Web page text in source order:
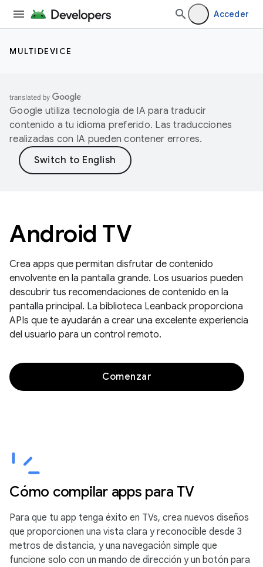
Acceder
MULTIDEVICE
Google utiliza tecnología de IA para traducir
contenido a tu idioma preferido. Las traducciones
realizadas con IA pueden contener errores.
Android TV
Crea apps que permitan disfrutar de contenido
envolvente en la pantalla grande. Los usuarios pueden
descubrir tus recomendaciones de contenido en la
pantalla principal. La biblioteca Leanback proporciona
APIs que te ayudarán a crear una excelente experiencia
del usuario para un control remoto.
Comenzar
Cómo compilar apps para TV
Para que tu app tenga éxito en TVs, crea nuevos diseños
que proporcionen una vista clara y reconocible desde 3
metros de distancia, y una navegación simple que
funcione solo con un mando de dirección y un botón para